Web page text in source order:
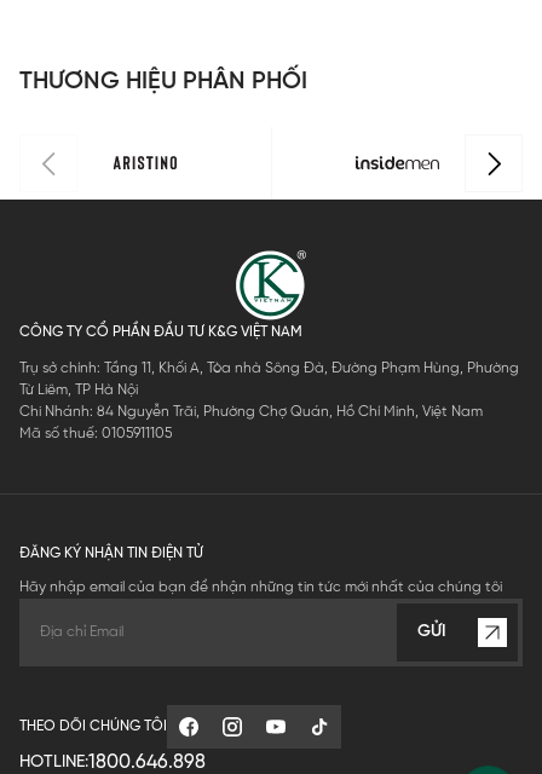
0
0
0
THƯƠNG HIỆU PHÂN PHỐI
CÔNG TY CỔ PHẦN ĐẦU TƯ K&G VIỆT NAM
Trụ sở chính: Tầng 11, Khối A, Tòa nhà Sông Đà, Đường Phạm Hùng, Phường
Từ Liêm, TP Hà Nội
Chi Nhánh: 84 Nguyễn Trãi, Phường Chợ Quán, Hồ Chí Minh, Việt Nam
Mã số thuế: 0105911105
ĐĂNG KÝ NHẬN TIN ĐIỆN TỬ
Hãy nhập email của bạn để nhận những tin tức mới nhất của chúng tôi
GỬI
THEO DÕI CHÚNG TÔI
HOTLINE:1800.646.898